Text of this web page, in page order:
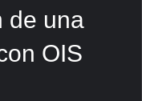
de una
OIS